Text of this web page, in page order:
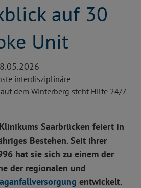
auf 30
Unit
interdisziplinäre
dem Winterberg steht Hilfe 24/7
Saarbrücken feiert in
Bestehen. Seit ihrer
hat sie sich zu einem der
der regionalen und
entwickelt.